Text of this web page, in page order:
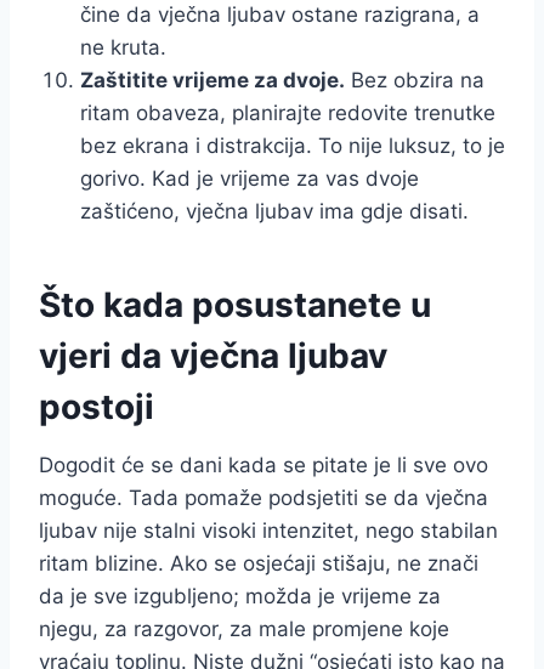
čine da vječna ljubav ostane razigrana, a
ne kruta.
Zaštitite vrijeme za dvoje. Bez obzira na
ritam obaveza, planirajte redovite trenutke
bez ekrana i distrakcija. To nije luksuz, to je
gorivo. Kad je vrijeme za vas dvoje
zaštićeno, vječna ljubav ima gdje disati.
Što kada posustanete u
vjeri da vječna ljubav
postoji
Dogodit će se dani kada se pitate je li sve ovo
moguće. Tada pomaže podsjetiti se da vječna
ljubav nije stalni visoki intenzitet, nego stabilan
ritam blizine. Ako se osjećaji stišaju, ne znači
da je sve izgubljeno; možda je vrijeme za
njegu, za razgovor, za male promjene koje
vraćaju toplinu. Niste dužni “osjećati isto kao na